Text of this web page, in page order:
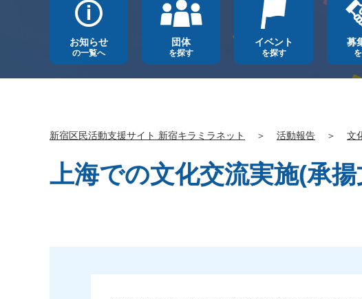
お知らせ
の一覧へ
団体
を探す
イベント
を探す
募
新宿区民活動支援サイト 新宿キラミラネット ＞ 活動報告 ＞ 文
上海での文化交流実施(承